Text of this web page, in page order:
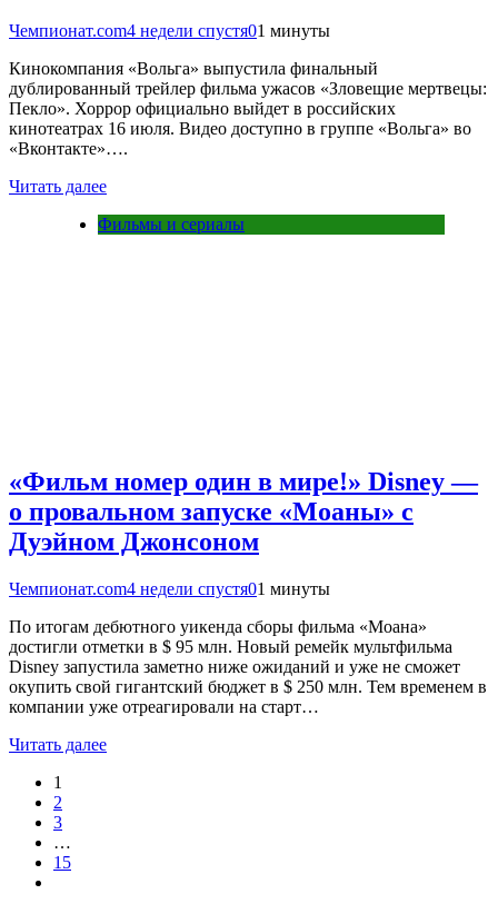
Чемпионат.com4 недели спустя01 минуты
Кинокомпания «Вольга» выпустила финальный
дублированный трейлер фильма ужасов «Зловещие мертвецы:
Пекло». Хоррор официально выйдет в российских
кинотеатрах 16 июля. Видео доступно в группе «Вольга» во
«Вконтакте»….
Читать далее
Фильмы и сериалы
«Фильм номер один в мире!» Disney —
о провальном запуске «Моаны» с
Дуэйном Джонсоном
Чемпионат.com4 недели спустя01 минуты
По итогам дебютного уикенда сборы фильма «Моана»
достигли отметки в $ 95 млн. Новый ремейк мультфильма
Disney запустила заметно ниже ожиданий и уже не сможет
окупить свой гигантский бюджет в $ 250 млн. Тем временем в
компании уже отреагировали на старт…
Читать далее
1
2
3
…
15